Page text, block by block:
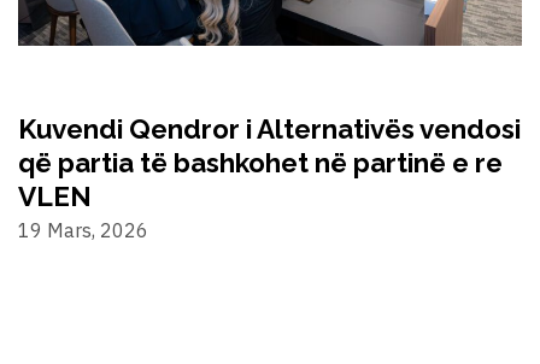
Kuvendi Qendror i Alternativës vendosi
që partia të bashkohet në partinë e re
VLEN
19 Mars, 2026